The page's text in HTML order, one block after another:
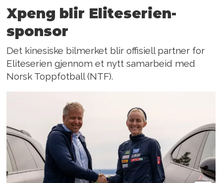
Xpeng blir Eliteserien-
sponsor
Det kinesiske bilmerket blir offisiell partner for
Eliteserien gjennom et nytt samarbeid med
Norsk Toppfotball (NTF).